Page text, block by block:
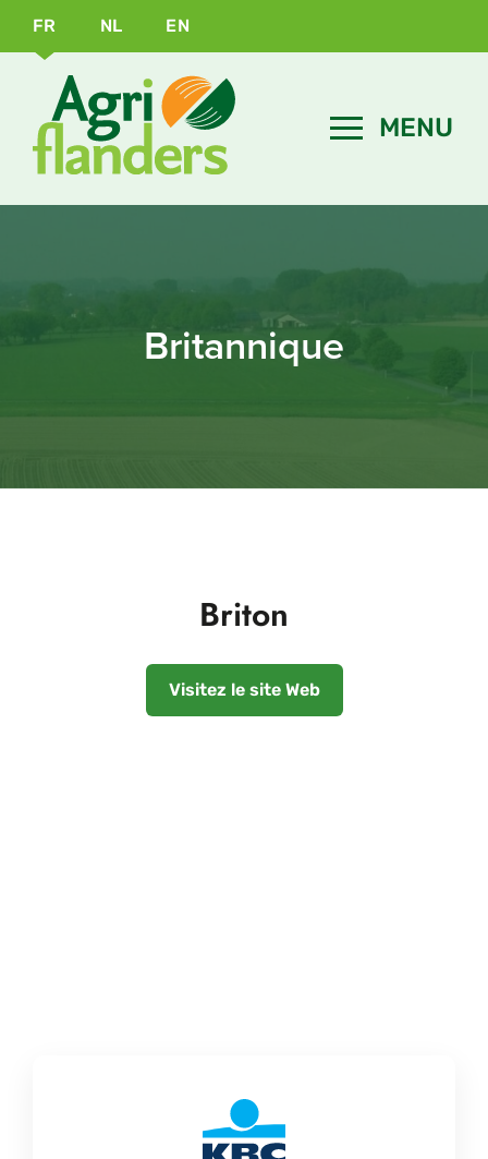
FR NL EN
Britannique
Briton
Visitez le site Web